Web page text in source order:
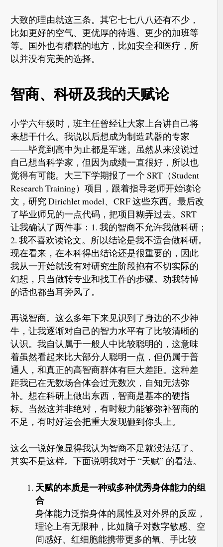
大致的理由就这三条。其它七七八八还有不少，
比如更好的空气、更优厚的待遇、更少的加班等
等。国外也有糟糕的地方，比如安全和医疗，所
以并没有完美的选择。
智商、科研及我的天赋论
小学六年级时，班主任曾经让大家上台讲自己将
来想干什么。我说以后想成为制造武器的专家
——毕竟到高中为止都是军迷。虽然从来没说过
自己想当科学家，但因为成绩一直很好，所以也
觉得有可能。大三下学期报了一个 SRT（Student
Research Training）项目，跟着指导老师开始读论
文，研究 Dirichlet model、CRF 这些东西。最后改
了毕业师兄的一点代码，把项目糊弄过去。SRT
让我确认了两件事：1. 我的智商不允许我做科研；
2. 我不喜欢读论文。所以结论是我不适合做科研。
现在看来，在本科得出结论还是很重要的，因此
我从一开始就没有对研究生阶段抱有不切实际的
幻想，只当做转专业和找工作的步骤。劝我转博
的话也都当耳旁风了。
再说智商。这么多年下来见识到了身边的不少神
牛，让我逐渐对自己的智力水平有了比较清晰的
认识。我自认属于一般人中比较聪明的，这意味
着虽然看起来比大部分人聪明一点，但仍属于普
通人，和真正的高智商群体有巨大差距。这种差
距我已在无数场合体会过无数次，自知无法弥
补。想在科研上做出东西，智商是基本的硬指
标。当然这并非绝对，有时毅力能够弥补智商的
不足，有时好运会把重大发现砸到你头上。
这么一说好像显得我认为智商不足就没法活了。
其实不是这样。下面说明我对于 “天赋” 的看法。
天赋的本质是一种或多种优秀身体能力的组
合
身体能力泛指身体的属性及对外界的反应，
理论上有无限种，比如脑子对数字敏感、空
间感好、红细胞能携带更多的氧、手比较